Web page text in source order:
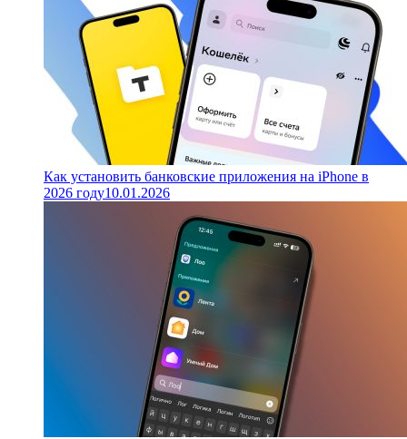
Как установить банковские приложения на iPhone в
2026 году10.01.2026